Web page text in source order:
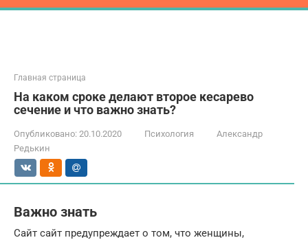
Главная страница
На каком сроке делают второе кесарево
сечение и что важно знать?
Опубликовано: 20.10.2020 Психология
Александр
Редькин
Важно знать
Сайт сайт предупреждает о том, что женщины,